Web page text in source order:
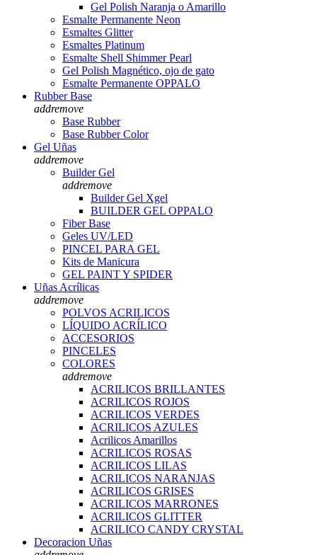
Gel Polish Naranja o Amarillo
Esmalte Permanente Neon
Esmaltes Glitter
Esmaltes Platinum
Esmalte Shell Shimmer Pearl
Gel Polish Magnético, ojo de gato
Esmalte Permanente OPPALO
Rubber Base
addremove
Base Rubber
Base Rubber Color
Gel Uñas
addremove
Builder Gel
addremove
Builder Gel Xgel
BUILDER GEL OPPALO
Fiber Base
Geles UV/LED
PINCEL PARA GEL
Kits de Manicura
GEL PAINT Y SPIDER
Uñas Acrílicas
addremove
POLVOS ACRILICOS
LÍQUIDO ACRÍLICO
ACCESORIOS
PINCELES
COLORES
addremove
ACRILICOS BRILLANTES
ACRILICOS ROJOS
ACRILICOS VERDES
ACRILICOS AZULES
Acrilicos Amarillos
ACRILICOS ROSAS
ACRILICOS LILAS
ACRILICOS NARANJAS
ACRILICOS GRISES
ACRILICOS MARRONES
ACRILICOS GLITTER
ACRILICO CANDY CRYSTAL
Decoracion Uñas